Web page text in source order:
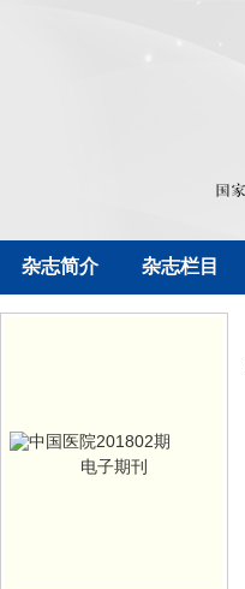
杂志简介 杂志栏目
电子期刊